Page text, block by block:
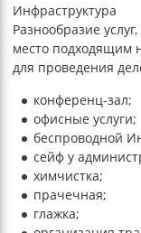
Инфраструктура
Разнообразие
место подходящим
для проведения
конференц-зал;
офисные услуги;
беспроводной
сейф у
химчистка;
прачечная;
глажка;